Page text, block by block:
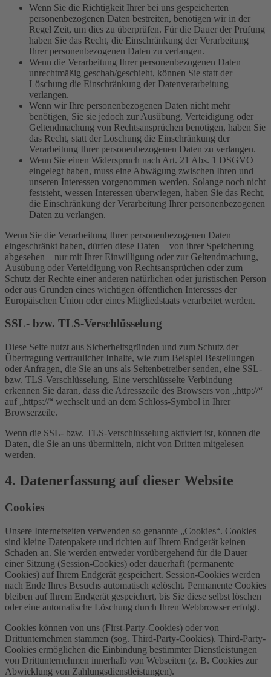
Wenn Sie die Richtigkeit Ihrer bei uns gespeicherten
personenbezogenen Daten bestreiten, benötigen wir in der
Regel Zeit, um dies zu überprüfen. Für die Dauer der Prüfung
haben Sie das Recht, die Einschränkung der Verarbeitung
Ihrer personenbezogenen Daten zu verlangen.
Wenn die Verarbeitung Ihrer personenbezogenen Daten
unrechtmäßig geschah/geschieht, können Sie statt der
Löschung die Einschränkung der Datenverarbeitung
verlangen.
Wenn wir Ihre personenbezogenen Daten nicht mehr
benötigen, Sie sie jedoch zur Ausübung, Verteidigung oder
Geltendmachung von Rechtsansprüchen benötigen, haben Sie
das Recht, statt der Löschung die Einschränkung der
Verarbeitung Ihrer personenbezogenen Daten zu verlangen.
Wenn Sie einen Widerspruch nach Art. 21 Abs. 1 DSGVO
eingelegt haben, muss eine Abwägung zwischen Ihren und
unseren Interessen vorgenommen werden. Solange noch nicht
feststeht, wessen Interessen überwiegen, haben Sie das Recht,
die Einschränkung der Verarbeitung Ihrer personenbezogenen
Daten zu verlangen.
Wenn Sie die Verarbeitung Ihrer personenbezogenen Daten
eingeschränkt haben, dürfen diese Daten – von ihrer Speicherung
abgesehen – nur mit Ihrer Einwilligung oder zur Geltendmachung,
Ausübung oder Verteidigung von Rechtsansprüchen oder zum
Schutz der Rechte einer anderen natürlichen oder juristischen Person
oder aus Gründen eines wichtigen öffentlichen Interesses der
Europäischen Union oder eines Mitgliedstaats verarbeitet werden.
SSL- bzw. TLS-Verschlüsselung
Diese Seite nutzt aus Sicherheitsgründen und zum Schutz der
Übertragung vertraulicher Inhalte, wie zum Beispiel Bestellungen
oder Anfragen, die Sie an uns als Seitenbetreiber senden, eine SSL-
bzw. TLS-Verschlüsselung. Eine verschlüsselte Verbindung
erkennen Sie daran, dass die Adresszeile des Browsers von „http://“
auf „https://“ wechselt und an dem Schloss-Symbol in Ihrer
Browserzeile.
Wenn die SSL- bzw. TLS-Verschlüsselung aktiviert ist, können die
Daten, die Sie an uns übermitteln, nicht von Dritten mitgelesen
werden.
4. Datenerfassung auf dieser Website
Cookies
Unsere Internetseiten verwenden so genannte „Cookies“. Cookies
sind kleine Datenpakete und richten auf Ihrem Endgerät keinen
Schaden an. Sie werden entweder vorübergehend für die Dauer
einer Sitzung (Session-Cookies) oder dauerhaft (permanente
Cookies) auf Ihrem Endgerät gespeichert. Session-Cookies werden
nach Ende Ihres Besuchs automatisch gelöscht. Permanente Cookies
bleiben auf Ihrem Endgerät gespeichert, bis Sie diese selbst löschen
oder eine automatische Löschung durch Ihren Webbrowser erfolgt.
Cookies können von uns (First-Party-Cookies) oder von
Drittunternehmen stammen (sog. Third-Party-Cookies). Third-Party-
Cookies ermöglichen die Einbindung bestimmter Dienstleistungen
von Drittunternehmen innerhalb von Webseiten (z. B. Cookies zur
Abwicklung von Zahlungsdienstleistungen).